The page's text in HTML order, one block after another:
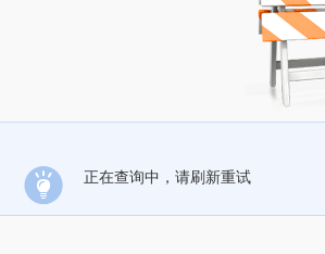
正在查询中，请刷新重试